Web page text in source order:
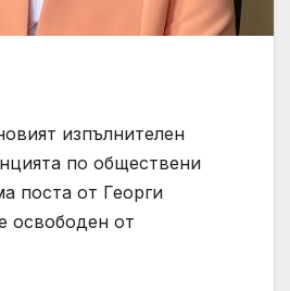
изпълнителен
по обществени
поста от Георги
освободен от